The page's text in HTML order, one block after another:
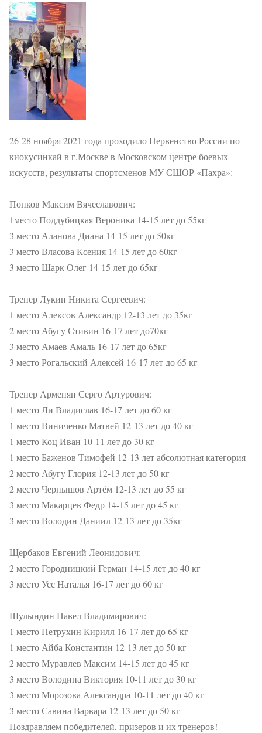
26-28 ноября 2021 года проходило Первенство России по
киокусинкай в г.Москве в Московском центре боевых
искусств, результаты спортсменов МУ СШОР «Пахра»:
Попков Максим Вячеславович:
1место Поддубицкая Вероника 14-15 лет до 55кг
3 место Аланова Диана 14-15 лет до 50кг
3 место Власова Ксения 14-15 лет до 60кг
3 место Шарк Олег 14-15 лет до 65кг
Тренер Лукин Никита Сергеевич:
1 место Алексов Александр 12-13 лет до 35кг
2 место Абугу Стивин 16-17 лет до70кг
3 место Амаев Амаль 16-17 лет до 65кг
3 место Рогальский Алексей 16-17 лет до 65 кг
Тренер Арменян Серго Артурович:
1 место Ли Владислав 16-17 лет до 60 кг
1 место Виниченко Матвей 12-13 лет до 40 кг
1 место Коц Иван 10-11 лет до 30 кг
1 место Баженов Тимофей 12-13 лет абсолютная категория
2 место Абугу Глория 12-13 лет до 50 кг
2 место Чернышов Артём 12-13 лет до 55 кг
3 место Макарцев Федр 14-15 лет до 45 кг
3 место Володин Даниил 12-13 лет до 35кг
Щербаков Евгений Леонидович:
2 место Городницкий Герман 14-15 лет до 40 кг
3 место Усс Наталья 16-17 лет до 60 кг
Шулындин Павел Владимирович:
1 место Петрухин Кирилл 16-17 лет до 65 кг
1 место Айба Константин 12-13 лет до 50 кг
2 место Муравлев Максим 14-15 лет до 45 кг
3 место Володина Виктория 10-11 лет до 30 кг
3 место Морозова Александра 10-11 лет до 40 кг
3 место Савина Варвара 12-13 лет до 50 кг
Поздравляем победителей, призеров и их тренеров!